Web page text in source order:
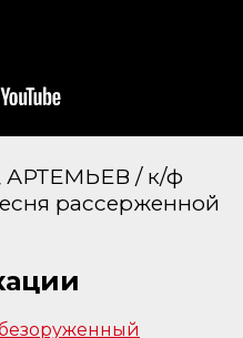
/ к/ф
рассерженной